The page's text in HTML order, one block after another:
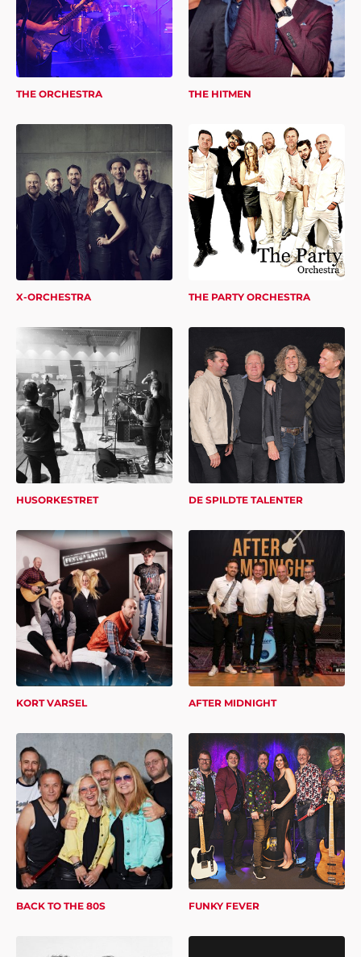
THE ORCHESTRA THE HITMEN
X-ORCHESTRA THE PARTY ORCHESTRA
HUSORKESTRET DE SPILDTE TALENTER
KORT VARSEL AFTER MIDNIGHT
BACK TO THE 80S FUNKY FEVER